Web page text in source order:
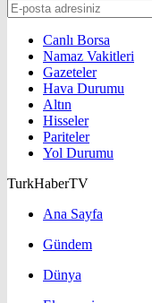
Canlı Borsa
Namaz Vakitleri
Gazeteler
Hava Durumu
Altın
Hisseler
Pariteler
Yol Durumu
TurkHaberTV
Ana Sayfa
Gündem
Dünya